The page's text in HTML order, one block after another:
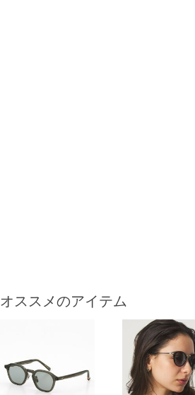
オススメのアイテム